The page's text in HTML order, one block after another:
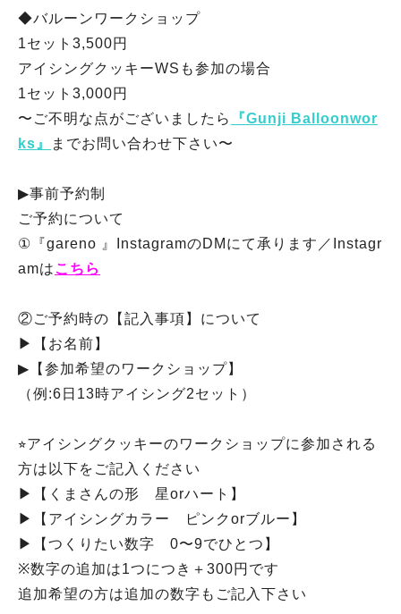
◆バルーンワークショップ
1セット3,500円
アイシングクッキーWSも参加の場合
1セット3,000円
〜ご不明な点がございましたら
『Gunji Balloonwor
ks』
までお問い合わせ下さい〜
▶︎事前予約制
ご予約について
①『gareno 』InstagramのDMにて承ります／Instagr
amはこちら
②ご予約時の【記入事項】について
▶︎【お名前】
▶︎【参加希望のワークショップ】
（例:6日13時アイシング2セット）
⭐︎アイシングクッキーのワークショップに参加される
方は以下をご記入ください
▶︎【くまさんの形 星orハート】
▶︎【アイシングカラー ピンクorブルー】
▶︎【つくりたい数字 0〜9でひとつ】
※数字の追加は1つにつき＋300円です
追加希望の方は追加の数字もご記入下さい